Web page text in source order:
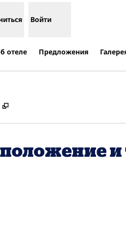
Войти
отеле Предложения
,
и